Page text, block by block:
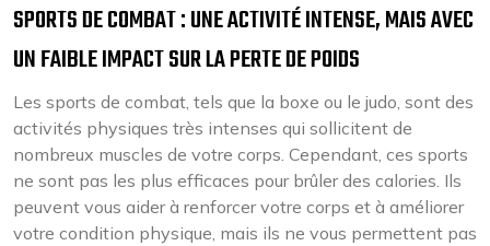
SPORTS DE COMBAT : UNE ACTIVITÉ INTENSE, MAIS AVEC
UN FAIBLE IMPACT SUR LA PERTE DE POIDS
Les sports de combat, tels que la boxe ou le judo, sont des
activités physiques très intenses qui sollicitent de
nombreux muscles de votre corps. Cependant, ces sports
ne sont pas les plus efficaces pour brûler des calories. Ils
peuvent vous aider à renforcer votre corps et à améliorer
votre condition physique, mais ils ne vous permettent pas